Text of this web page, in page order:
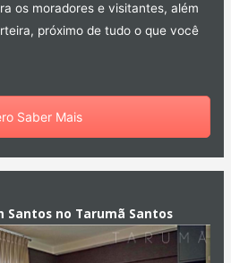
os moradores e visitantes, além
próximo de tudo o que você
Saber Mais
no Tarumã Santos